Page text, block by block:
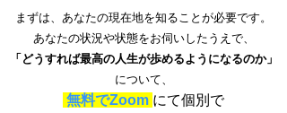
まずは、あなたの現在地を知ることが必要です。
あなたの状況や状態をお伺いしたうえで、
「どうすれば最高の人生が歩めるようになるのか」
について、
無料でZoom にて個別で